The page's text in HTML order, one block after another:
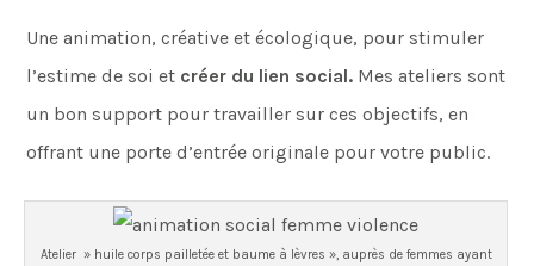
Une animation, créative et écologique, pour stimuler
l’estime de soi et créer du lien social. Mes ateliers sont
un bon support pour travailler sur ces objectifs, en
offrant une porte d’entrée originale pour votre public.
Atelier » huile corps pailletée et baume à lèvres », auprès de femmes ayant